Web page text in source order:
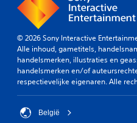
© 2026 Sony Interactive
Alle inhoud, gametitels,
handelsmerken, illustraties en
handelsmerken en/of
respectievelijke eigenaren. Alle
België